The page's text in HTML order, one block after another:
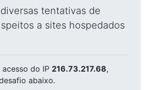
tentativas de
a sites hospedados
do IP 216.73.217.68,
abaixo.